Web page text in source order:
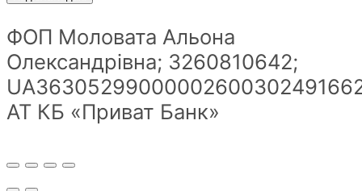
ФОП Моловата Альона
Олександрівна; 3260810642;
АТ КБ «Приват Банк»